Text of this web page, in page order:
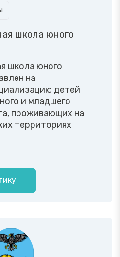
школа юного
школа юного
на
детей
и младшего
проживающих на
территориях